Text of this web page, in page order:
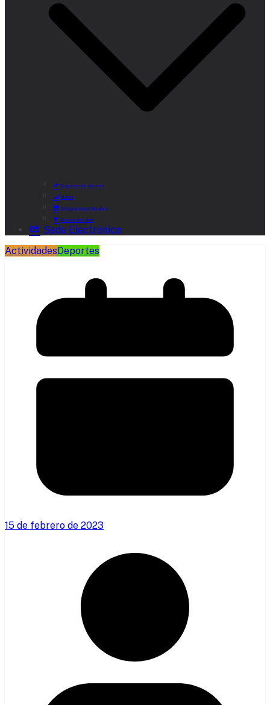
Lugares de Interés
Rutas
Alojamientos Rurales
Museo del Vino
Sede Electrónica
Actividades Deportes
15 de febrero de 2023